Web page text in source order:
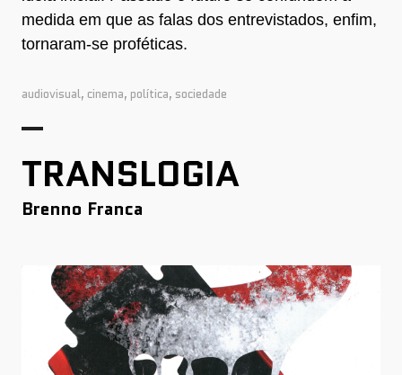
medida em que as falas dos entrevistados, enfim,
tornaram-se proféticas.
audiovisual, cinema, política, sociedade
TRANSLOGIA
Brenno Franca